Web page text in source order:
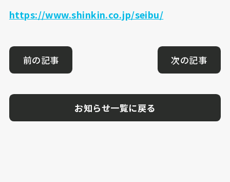
https://www.shinkin.co.jp/seibu/
前の記事 次の記事
お知らせ一覧に戻る